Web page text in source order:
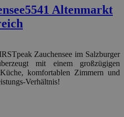
5541 Altenmarkt
Zauchensee im Salzburger
mit einem großzügigen
komfortablen Zimmern und
Verhältnis!